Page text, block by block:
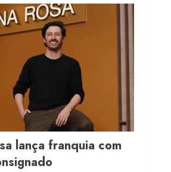
Projeto testa passaporte
digital na moda nacional
4 de agosto de 2026
Morena Rosa lança
franquia com estoque
consignado
4 de agosto de 2026
lança franquia com